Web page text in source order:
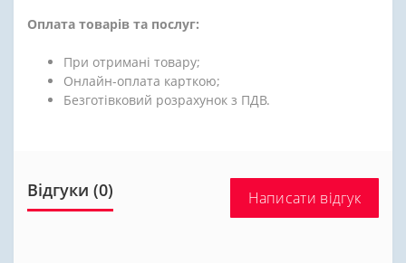
Оплата товарів та послуг:
При отримані товару;
Онлайн-оплата карткою;
Безготівковий розрахунок з ПДВ.
Відгуки (0) Написати відгук